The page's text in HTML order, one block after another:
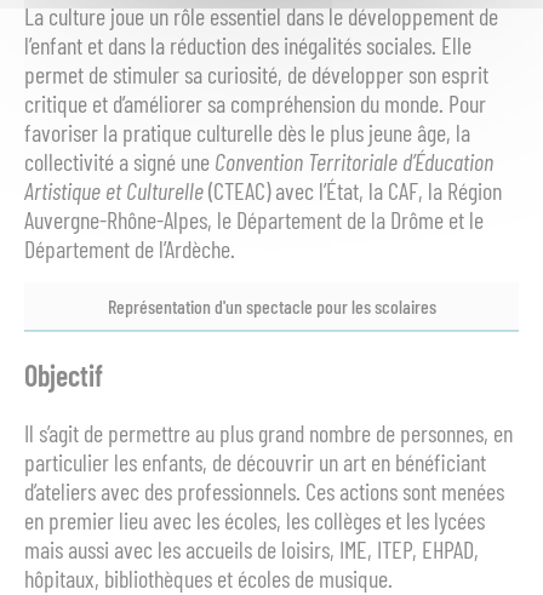
La culture joue un rôle essentiel dans le développement de
l’enfant et dans la réduction des inégalités sociales. Elle
permet de stimuler sa curiosité, de développer son esprit
critique et d’améliorer sa compréhension du monde. Pour
favoriser la pratique culturelle dès le plus jeune âge, la
collectivité a signé une Convention Territoriale d’Éducation
Artistique et Culturelle(CTEAC) avec l’État, la CAF, la Région
Auvergne-Rhône-Alpes, le Département de la Drôme et le
Département de l’Ardèche.
Objectif
Il s’agit de permettre au plus grand nombre de personnes, en
particulier les enfants, de découvrir un art en bénéficiant
d’ateliers avec des professionnels. Ces actions sont menées
en premier lieu avec les écoles, les collèges et les lycées
mais aussi avec les accueils de loisirs, IME, ITEP, EHPAD,
hôpitaux, bibliothèques et écoles de musique.
Représentation d'un spectacle pour les scolaires